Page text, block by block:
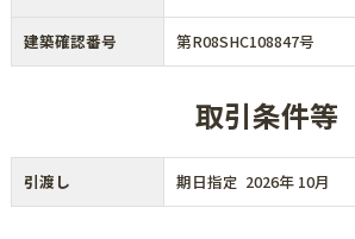
建築確認番号 第R08SHC108847号
取引条件等
引渡し 期日指定 2026年 10月